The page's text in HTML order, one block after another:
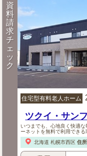
資
料
請
求
チ
ェ
ッ
ク
住宅型有料老人ホーム
ツクイ・サン
いつまでも、心地良く快適
ーネットを無料で利用でき
北海道 札幌市西区 住所